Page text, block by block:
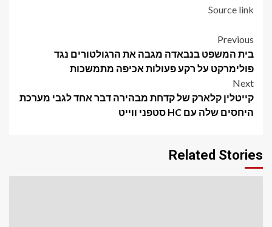
Source link
Post
navigation
Previous
בית המשפט בנבאדה מגבה את הרגולטורים נגד
פולימרקט על רקע פעולות אכיפה מתמשכות
Next
קייטלין קלארק של קדחת מבהירה דבר אחד לגבי מערכת
היחסים שלה עם HC סטפני ווייט
Related Stories